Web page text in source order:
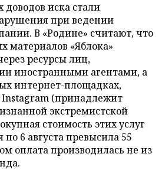
иска стали
при ведении
В «Родине» считают, что
материалов «Яблока»
ресурсы лиц,
иностранными агентами, а
интернет-площадках,
Instagram (принадлежит
экстремистской
стоимость этих услуг
6 августа превысила 55
оплата производилась не из